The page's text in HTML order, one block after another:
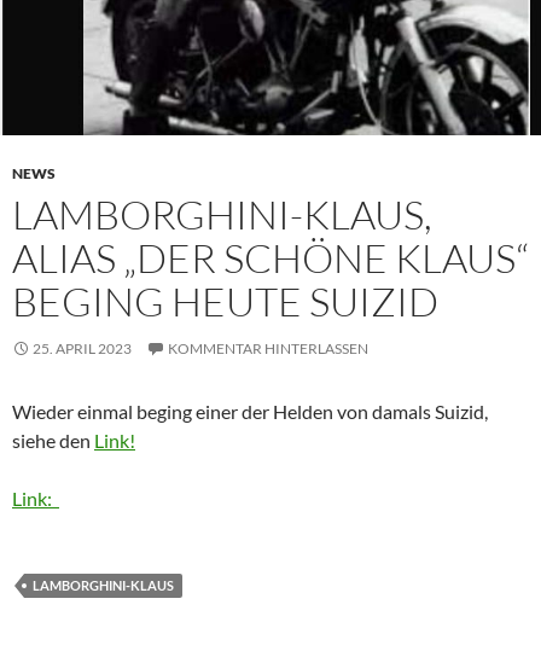
NEWS
LAMBORGHINI-KLAUS,
ALIAS „DER SCHÖNE KLAUS“
BEGING HEUTE SUIZID
25. APRIL 2023 KOMMENTAR HINTERLASSEN
Wieder einmal beging einer der Helden von damals Suizid,
siehe den Link!
Link:
LAMBORGHINI-KLAUS